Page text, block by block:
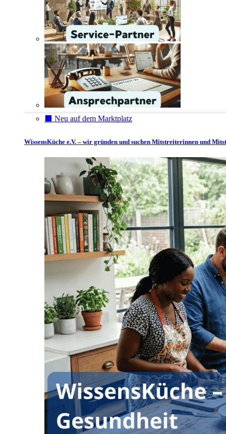
⬛️ Neu auf dem Marktplatz
WissensKüche e.V. – wir gründen und suchen Mitstreiterinnen und